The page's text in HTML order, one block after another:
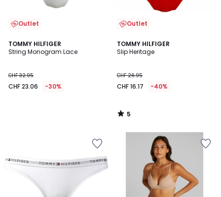
Outlet
TOMMY HILFIGER
String Monogram Lace
CHF 32.95
CHF 23.06 -30%
Outlet
TOMMY HILFIGER
Slip Heritage
CHF 26.95
CHF 16.17 -40%
5
/
5
/